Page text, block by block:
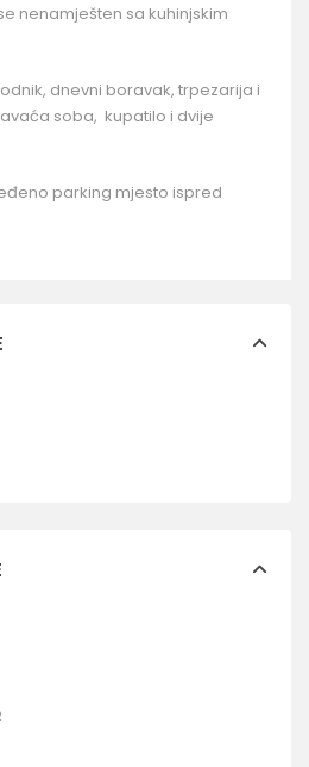
nenamješten sa kuhinjskim
dnevni boravak, trpezarija i
soba, kupatilo i dvije
parking mjesto ispred